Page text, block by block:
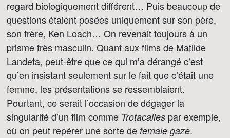
regard biologiquement différent… Puis beaucoup de
questions étaient posées uniquement sur son père,
son frère, Ken Loach… On revenait toujours à un
prisme très masculin. Quant aux films de Matilde
Landeta, peut-être que ce qui m’a dérangé c’est
qu’en insistant seulement sur le fait que c’était une
femme, les présentations se ressemblaient.
Pourtant, ce serait l’occasion de dégager la
singularité d’un film comme Trotacalles par exemple,
où on peut repérer une sorte de female gaze.